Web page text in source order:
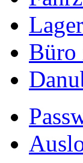
Büro